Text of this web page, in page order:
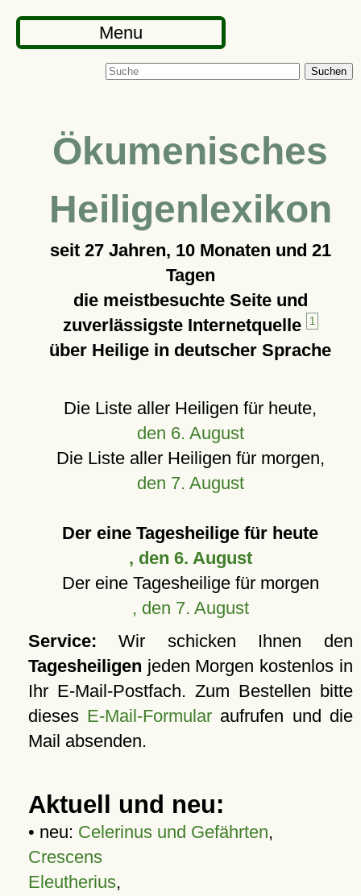
Menu
Suchen
Ökumenisches
Heiligenlexikon
seit 27 Jahren, 10 Monaten und 21
Tagen
die meistbesuchte Seite und
zuverlässigste Internetquelle
1
über Heilige in deutscher Sprache
Die Liste aller Heiligen für heute,
den 6. August
Die Liste aller Heiligen für morgen,
den 7. August
Der eine Tagesheilige für heute
, den 6. August
Der eine Tagesheilige für morgen
, den 7. August
Service: Wir schicken Ihnen den
Tagesheiligen jeden Morgen kostenlos in
Ihr E-Mail-Postfach. Zum Bestellen bitte
dieses E-Mail-Formular aufrufen und die
Mail absenden.
Aktuell und neu:
• neu: Celerinus und Gefährten,
Crescens
Eleutherius,